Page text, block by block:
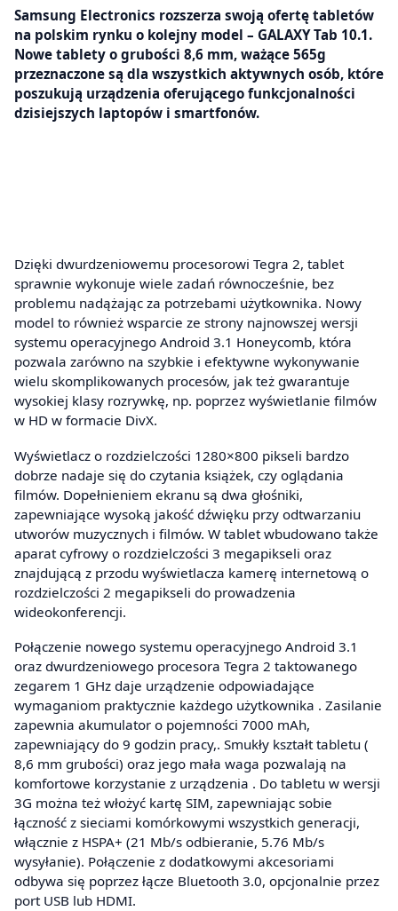
Samsung Electronics rozszerza swoją ofertę tabletów
na polskim rynku o kolejny model – GALAXY Tab 10.1.
Nowe tablety o grubości 8,6 mm, ważące 565g
przeznaczone są dla wszystkich aktywnych osób, które
poszukują urządzenia oferującego funkcjonalności
dzisiejszych laptopów i smartfonów.
Dzięki dwurdzeniowemu procesorowi Tegra 2, tablet
sprawnie wykonuje wiele zadań równocześnie, bez
problemu nadążając za potrzebami użytkownika. Nowy
model to również wsparcie ze strony najnowszej wersji
systemu operacyjnego Android 3.1 Honeycomb, która
pozwala zarówno na szybkie i efektywne wykonywanie
wielu skomplikowanych procesów, jak też gwarantuje
wysokiej klasy rozrywkę, np. poprzez wyświetlanie filmów
w HD w formacie DivX.
Wyświetlacz o rozdzielczości 1280×800 pikseli bardzo
dobrze nadaje się do czytania książek, czy oglądania
filmów. Dopełnieniem ekranu są dwa głośniki,
zapewniające wysoką jakość dźwięku przy odtwarzaniu
utworów muzycznych i filmów. W tablet wbudowano także
aparat cyfrowy o rozdzielczości 3 megapikseli oraz
znajdującą z przodu wyświetlacza kamerę internetową o
rozdzielczości 2 megapikseli do prowadzenia
wideokonferencji.
Połączenie nowego systemu operacyjnego Android 3.1
oraz dwurdzeniowego procesora Tegra 2 taktowanego
zegarem 1 GHz daje urządzenie odpowiadające
wymaganiom praktycznie każdego użytkownika . Zasilanie
zapewnia akumulator o pojemności 7000 mAh,
zapewniający do 9 godzin pracy,. Smukły kształt tabletu (
8,6 mm grubości) oraz jego mała waga pozwalają na
komfortowe korzystanie z urządzenia . Do tabletu w wersji
3G można też włożyć kartę SIM, zapewniając sobie
łączność z sieciami komórkowymi wszystkich generacji,
włącznie z HSPA+ (21 Mb/s odbieranie, 5.76 Mb/s
wysyłanie). Połączenie z dodatkowymi akcesoriami
odbywa się poprzez łącze Bluetooth 3.0, opcjonalnie przez
port USB lub HDMI.